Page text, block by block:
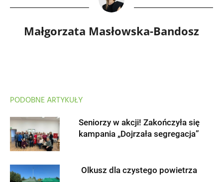
Małgorzata Masłowska-Bandosz
PODOBNE ARTYKUŁY
Seniorzy w akcji! Zakończyła się
kampania „Dojrzała segregacja”
Olkusz dla czystego powietrza